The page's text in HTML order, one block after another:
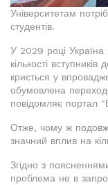
Університетам
студентів.
У 2029 році Україна
кількості
криється у
обумовлена
повідомляє портал
Отже, чому ж
значний вплив на
Згідно з
проблема не в